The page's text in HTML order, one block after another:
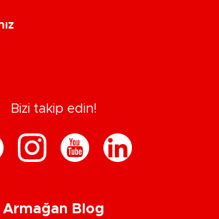
Bizi takip edin!
Armağan Blog